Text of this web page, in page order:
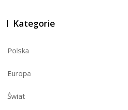
Kategorie
Polska
Europa
Świat